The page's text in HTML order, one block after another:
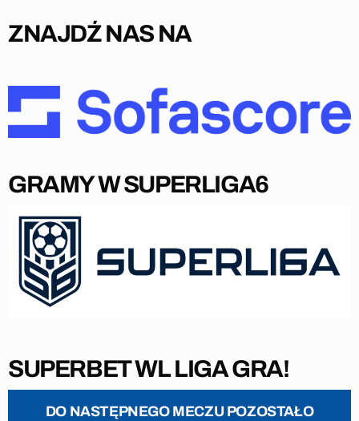
ZNAJDŹ NAS NA
GRAMY W SUPERLIGA6
SUPERBET WL LIGA GRA!
DO NASTĘPNEGO MECZU POZOSTAŁO